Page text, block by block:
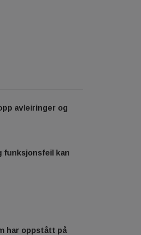
avleiringer og
funksjonsfeil kan
har oppstått på